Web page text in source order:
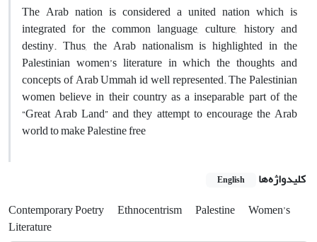
The Arab nation is considered a united nation which is
integrated for the common language, culture, history and
destiny. Thus, the Arab nationalism is highlighted in the
Palestinian women’s literature in which the thoughts and
concepts of Arab Ummah id well represented. The Palestinian
women believe in their country as a inseparable part of the
“Great Arab Land” and they attempt to encourage the Arab
world to make Palestine free
کلیدواژه‌ها English
Contemporary Poetry Ethnocentrism Palestine
Women’s
Literature